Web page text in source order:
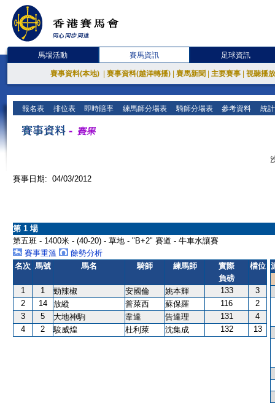
馬場活動 賽馬資訊 足球資訊
賽事資料(本地) 賽事資料(越洋轉播) 賽馬新聞 主要賽事 視聽播
報名表 排位表 即時賠率 練馬師分場表 騎師分場表 參考資料 統
賽事日期: 04/03/2012
第 1 場
第五班 - 1400米 - (40-20) - 草地 - "B+2" 賽道 - 牛車水讓賽
賽事重溫
餘勢分析
名次 馬號 馬名 騎師 練馬師
實際
負磅
檔位
1 1 勁辣椒 安國倫 姚本輝 133
3
2
14 放縱 普萊西 蘇保羅 116
2
3
5 大地神駒 韋達 告達理 131
4
4
2 駿威煌 杜利萊 沈集成 132 13